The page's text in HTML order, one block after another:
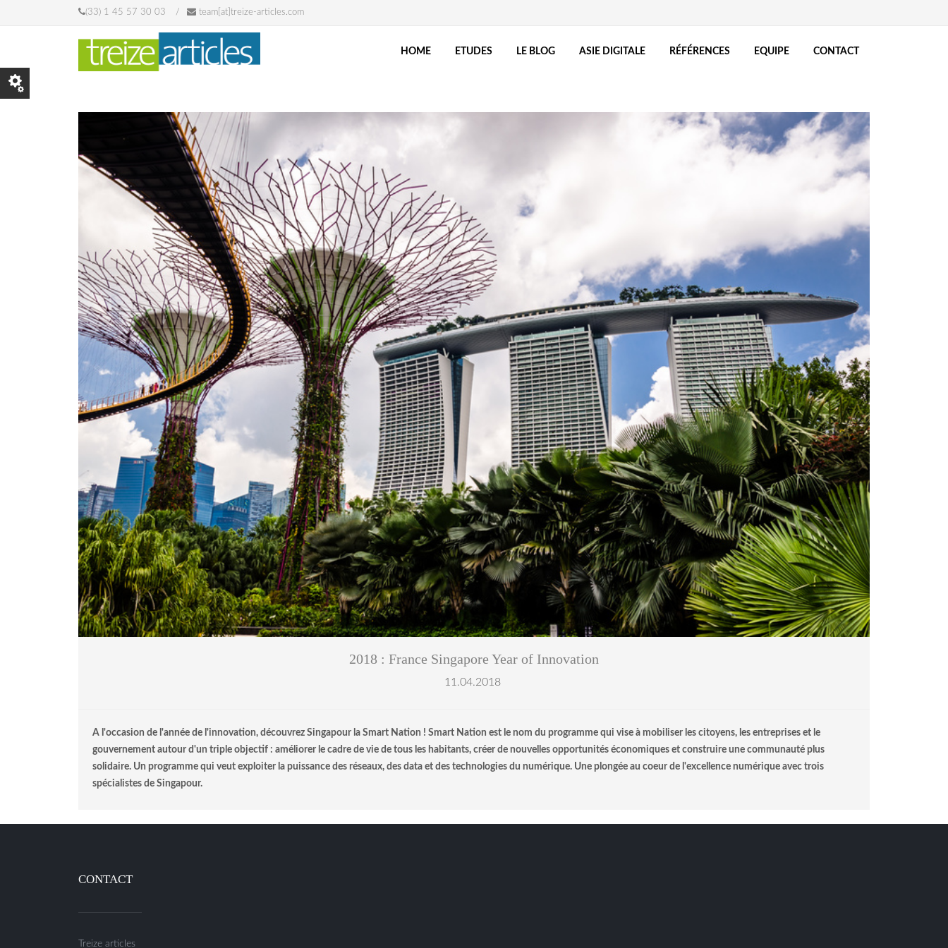
Skip to main content(33) 1 45 57 30 03 team[at]treize-articles.com
HOME ETUDES LE BLOG ASIE DIGITALE RÉFÉRENCES EQUIPE CONTACT
© marinzolich.jpg
2018 : France Singapore Year of Innovation
11.04.2018
A l'occasion de l'année de l'innovation, découvrez Singapour la Smart Nation ! Smart Nation est le nom du programme qui vise à mobiliser les citoyens, les entreprises et le
gouvernement autour d'un triple objectif : améliorer le cadre de vie de tous les habitants, créer de nouvelles opportunités économiques et construire une communauté plus
solidaire. Un programme qui veut exploiter la puissance des réseaux, des data et des technologies du numérique. Une plongée au coeur de l'excellence numérique avec trois
spécialistes de Singapour.
CONTACT
Treize articles